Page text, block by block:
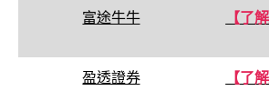
富途牛牛
【了
盈透證券
【了